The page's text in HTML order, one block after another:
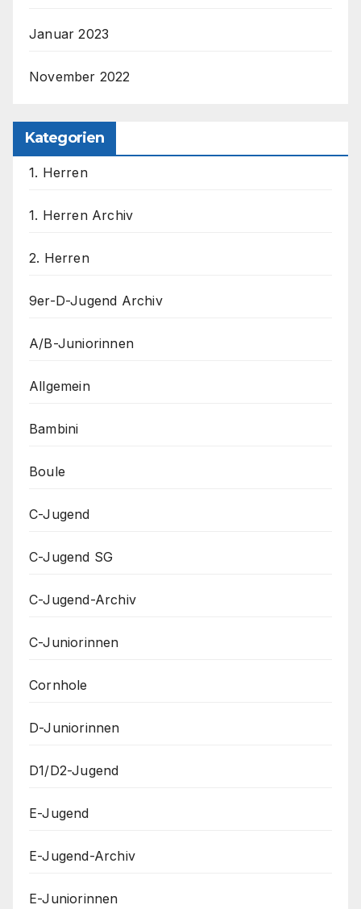
Januar 2023
November 2022
Kategorien
1. Herren
1. Herren Archiv
2. Herren
9er-D-Jugend Archiv
A/B-Juniorinnen
Allgemein
Bambini
Boule
C-Jugend
C-Jugend SG
C-Jugend-Archiv
C-Juniorinnen
Cornhole
D-Juniorinnen
D1/D2-Jugend
E-Jugend
E-Jugend-Archiv
E-Juniorinnen